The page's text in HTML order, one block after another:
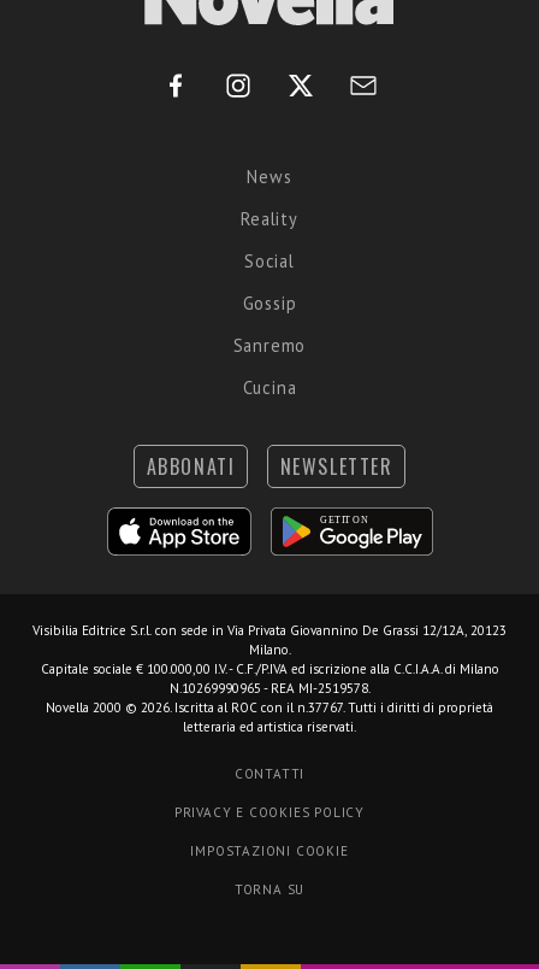
News
Reality
Social
Gossip
Sanremo
Cucina
ABBONATI NEWSLETTER
Visibilia Editrice S.r.l. con sede in Via Privata Giovannino De Grassi 12/12A, 20123
Milano.
Capitale sociale € 100.000,00 I.V. - C.F./P.IVA ed iscrizione alla C.C.I.A.A. di Milano
N.10269990965 - REA MI-2519578.
Novella 2000 © 2026. Iscritta al ROC con il n.37767. Tutti i diritti di proprietà
letteraria ed artistica riservati.
CONTATTI
PRIVACY E COOKIES POLICY
IMPOSTAZIONI COOKIE
TORNA SU